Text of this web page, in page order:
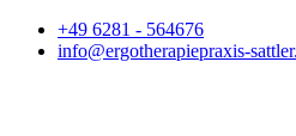
+49 6281 - 564676
info@ergotherapiepraxis-